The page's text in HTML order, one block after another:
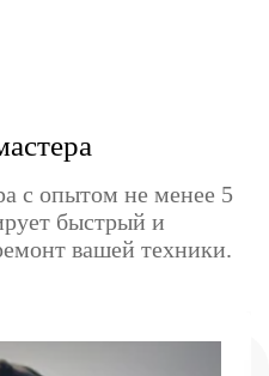
с опытом не менее 5
быстрый и
вашей техники.